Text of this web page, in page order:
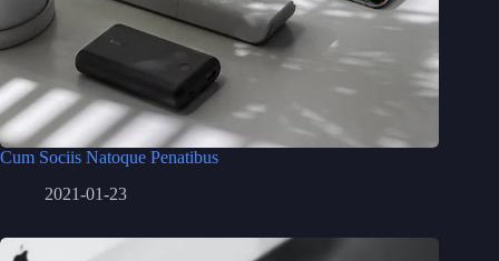
Cum Sociis Natoque Penatibus
2021-01-23